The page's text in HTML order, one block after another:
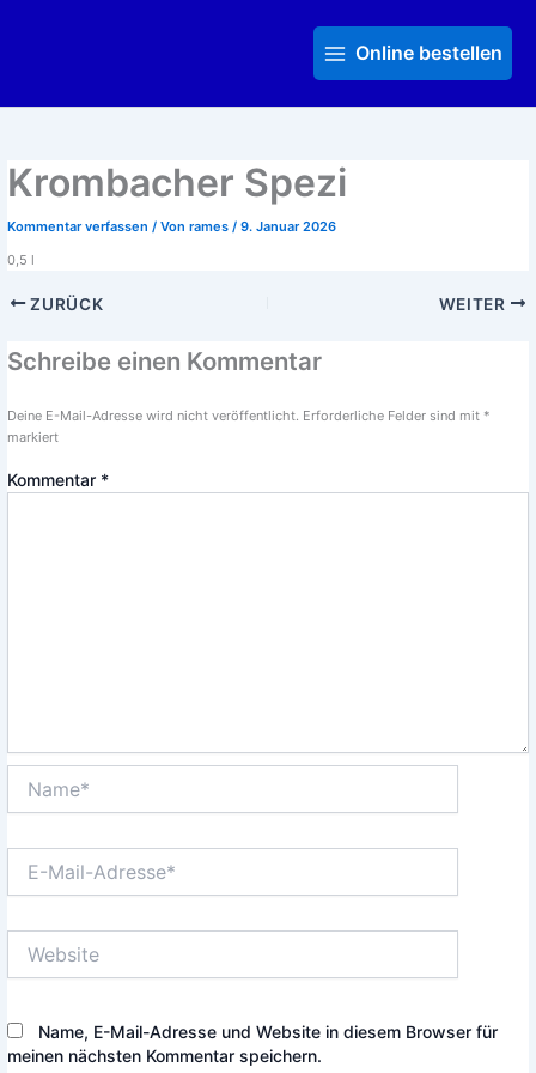
MenuOnline bestellen
Krombacher Spezi
Kommentar verfassen / Von rames / 9. Januar 2026
0,5 l
ZURÜCK WEITER
Schreibe einen Kommentar
Deine E-Mail-Adresse wird nicht veröffentlicht. Erforderliche Felder sind mit *
markiert
Kommentar *
Mail-
Name, E-Mail-Adresse und Website in diesem Browser für
meinen nächsten Kommentar speichern.